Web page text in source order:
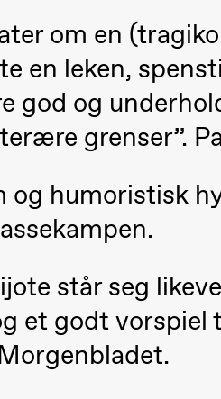
Store scene
Store scene
om en
en leken,
god og
grenser”.
og humoristisk
står seg
et godt vorspiel